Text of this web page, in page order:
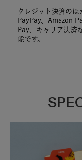
クレジット決済のほ
PayPay、Amazon
Pay、キャリア決済
能です。